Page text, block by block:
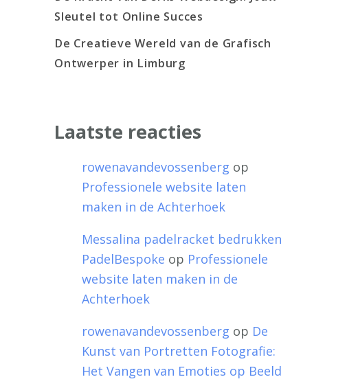
Sleutel tot Online Succes
De Creatieve Wereld van de Grafisch
Ontwerper in Limburg
Laatste reacties
rowenavandevossenberg op
Professionele website laten
maken in de Achterhoek
Messalina padelracket bedrukken
PadelBespoke op Professionele
website laten maken in de
Achterhoek
rowenavandevossenberg op De
Kunst van Portretten Fotografie:
Het Vangen van Emoties op Beeld